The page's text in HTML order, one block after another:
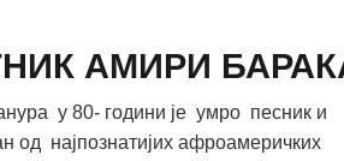
АМИРИ
у 80- години је умро песник и
од најпознатијих афроамеричких